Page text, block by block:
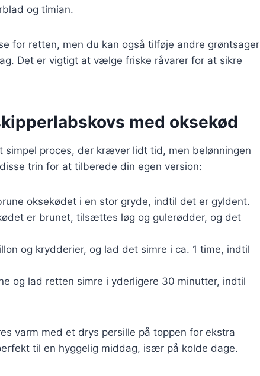
og timian.
for retten, men du kan også tilføje andre grøntsager
Det er vigtigt at vælge friske råvarer for at sikre
med oksekød
simpel proces, der kræver lidt tid, men belønningen
trin for at tilberede din egen version:
oksekødet i en stor gryde, indtil det er gyldent.
er brunet, tilsættes løg og gulerødder, og det
og krydderier, og lad det simre i ca. 1 time, indtil
og lad retten simre i yderligere 30 minutter, indtil
varm med et drys persille på toppen for ekstra
til en hyggelig middag, især på kolde dage.